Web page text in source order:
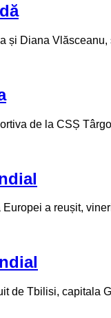
Diana
de la CSȘ
a reușit,
de Tbilisi, capitala